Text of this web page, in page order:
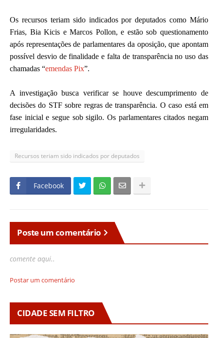
Os recursos teriam sido indicados por deputados como Mário
Frias, Bia Kicis e Marcos Pollon, e estão sob questionamento
após representações de parlamentares da oposição, que apontam
possível desvio de finalidade e falta de transparência no uso das
chamadas “emendas Pix”.
A investigação busca verificar se houve descumprimento de
decisões do STF sobre regras de transparência. O caso está em
fase inicial e segue sob sigilo. Os parlamentares citados negam
irregularidades.
Recursos teriam sido indicados por deputados
Facebook
Poste um comentário
comente aqui..
Postar um comentário
CIDADE SEM FILTRO